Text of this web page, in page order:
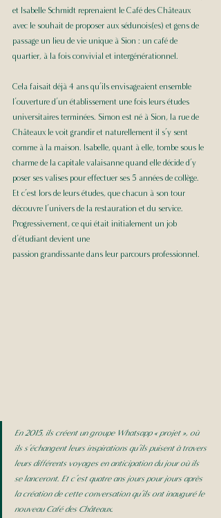
et Isabelle Schmidt reprenaient le Café des Châteaux
avec le souhait de proposer aux sédunois(es) et gens de
passage un lieu de vie unique à Sion : un café de
quartier, à la fois convivial et intergénérationnel.
Cela faisait déjà 4 ans qu’ils envisageaient ensemble
l’ouverture d’un établissement une fois leurs études
universitaires terminées. Simon est né à Sion, la rue de
Châteaux le voit grandir et naturellement il s’y sent
comme à la maison. Isabelle, quant à elle, tombe sous le
charme de la capitale valaisanne quand elle décide d’y
poser ses valises pour effectuer ses 5 années de collège.
Et c’est lors de leurs études, que chacun à son tour
découvre l’univers de la restauration et du service.
Progressivement, ce qui était initialement un job
d’étudiant devient une
passion grandissante dans leur parcours professionnel.
En 2015, ils créent un groupe Whatsapp « projet », où
ils s’échangent leurs inspirations qu’ils puisent à travers
leurs différents voyages en anticipation du jour où ils
se lanceront. Et c’est quatre ans jours pour jours après
la création de cette conversation qu’ils ont inauguré le
nouveau Café des Châteaux.